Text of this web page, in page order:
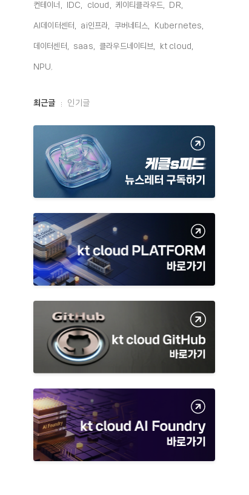
컨테이너, IDC, cloud, 케이티클라우드, DR,
AI데이터센터, ai인프라, 쿠버네티스, Kubernetes,
데이터센터, saas, 클라우드네이티브, kt cloud,
NPU,
최
최근글 인기글